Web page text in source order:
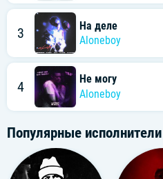
3
На деле
Aloneboy
4
Не могу
Aloneboy
Популярные исполнители